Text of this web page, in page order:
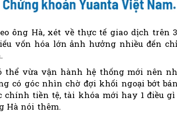
ông Hà, xét về thực tế giao dịch trên
vốn hóa lớn ảnh hưởng nhiều đến
thể vừa vận hành hệ thống mới nên
có góc nhìn chờ đợi khối ngoại bớt
chính tiền tệ, tài khóa mới hay 1 điều
Hà nói thêm.